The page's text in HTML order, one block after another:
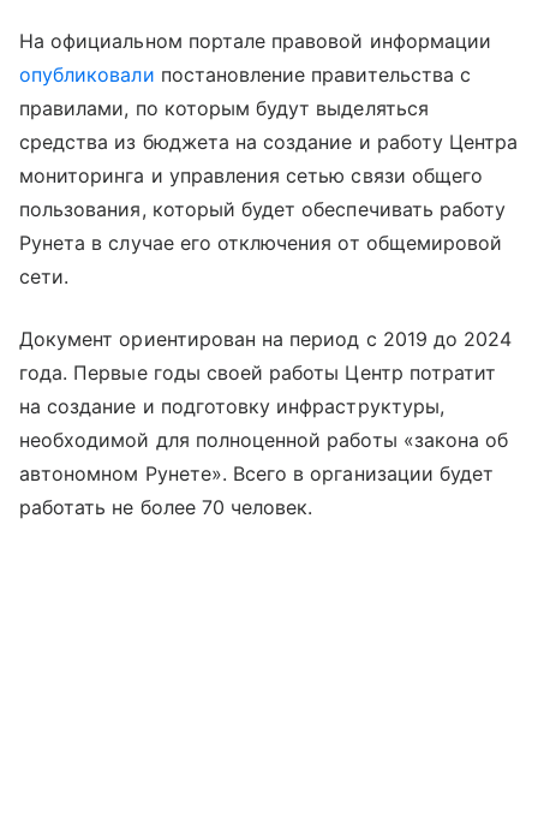
На официальном портале правовой информации
опубликовали постановление правительства с
правилами, по которым будут выделяться
средства из бюджета на создание и работу Центра
мониторинга и управления сетью связи общего
пользования, который будет обеспечивать работу
Рунета в случае его отключения от общемировой
сети.
Документ ориентирован на период с 2019 до 2024
года. Первые годы своей работы Центр потратит
на создание и подготовку инфраструктуры,
необходимой для полноценной работы «закона об
автономном Рунете». Всего в организации будет
работать не более 70 человек.